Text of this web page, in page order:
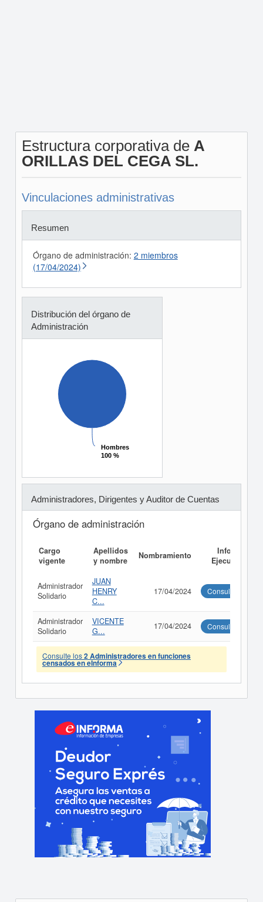
Estructura corporativa de A
ORILLAS DEL CEGA SL.
Vinculaciones administrativas
Resumen
Órgano de administración: 2 miembros
(17/04/2024)
Distribución del órgano de
Administración
Hombres
100 %
Hombres
100 %
Administradores, Dirigentes y Auditor de Cuentas
Órgano de administración
Cargo
vigente
Apellidos
y nombre
Nombramiento
Informe
Ejecutivo
Administrador
Solidario
JUAN
HENRY
C...
17/04/2024 Consultar
Administrador
Solidario
VICENTE
G...
17/04/2024 Consultar
Consulte los2 Administradores en funciones
censados en eInforma